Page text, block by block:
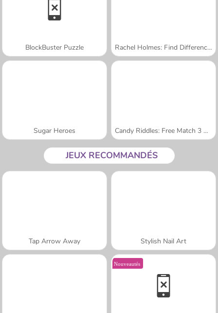
BlockBuster Puzzle Rachel Holmes: Find Differences
Sugar Heroes Candy Riddles: Free Match 3 Puzzle
JEUX RECOMMANDÉS
Tap Arrow Away Stylish Nail Art
Nouveautés